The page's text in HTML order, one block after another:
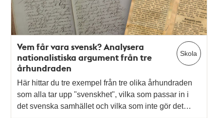
Skola
Vem får vara svensk? Analysera
nationalistiska argument från tre
århundraden
Här hittar du tre exempel från tre olika århundraden
som alla tar upp "svenskhet", vilka som passar in i
det svenska samhället och vilka som inte gör det…